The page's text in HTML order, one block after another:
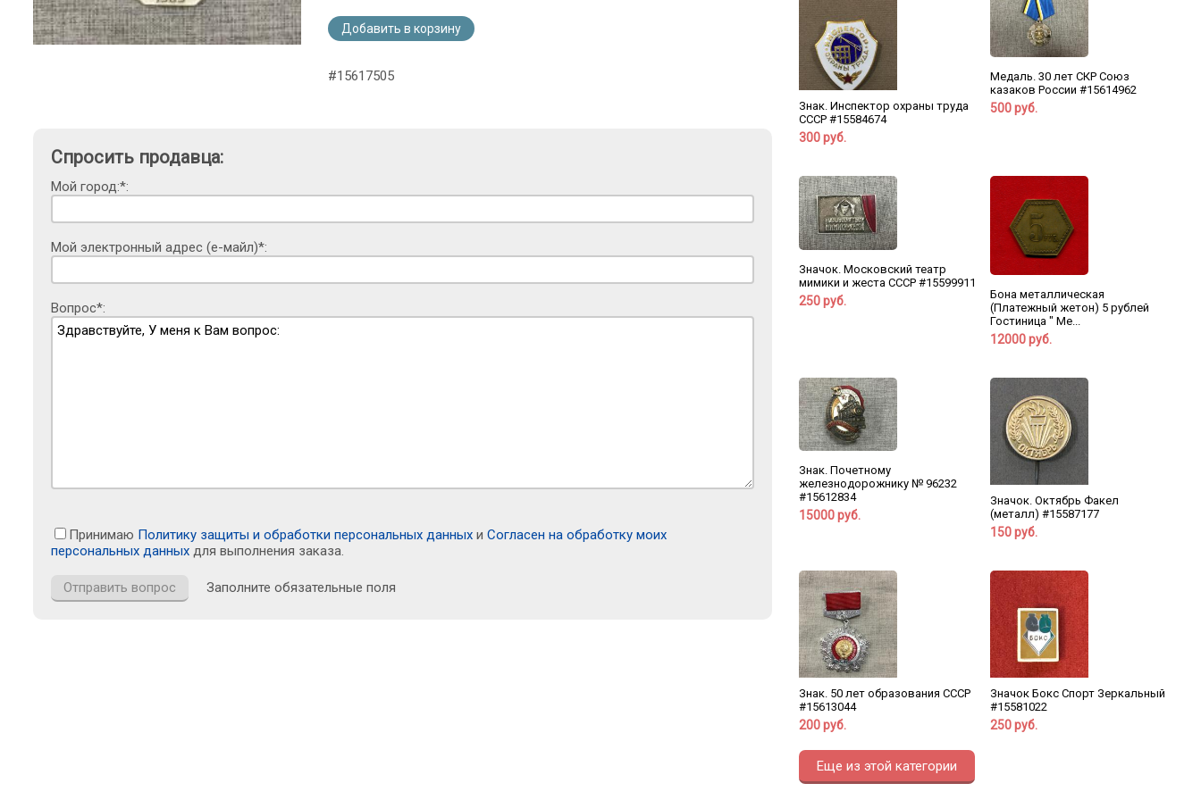
Добавить в корзину
#15617505
Спросить продавца:
Мой город:*:
Мой электронный адрес (е-майл)*:
Вопрос*:
Принимаю Политику защиты и обработки персональных данных и Согласен на обработку моих
персональных данных для выполнения заказа.
Заполните обязательные поля
Знак. Инспектор охраны труда
СССР #15584674
300 руб.
Медаль. 30 лет СКР Союз
казаков России #15614962
500 руб.
Значок. Московский театр
мимики и жеста СССР #15599911
250 руб.
Бона металлическая
(Платежный жетон) 5 рублей
Гостиница " Ме...
12000 руб.
Знак. Почетному
железнодорожнику № 96232
#15612834
15000 руб.
Значок. Октябрь Факел
(металл) #15587177
150 руб.
Знак. 50 лет образования СССР
#15613044
200 руб.
Значок Бокс Спорт Зеркальный
#15581022
250 руб.
Еще из этой категории